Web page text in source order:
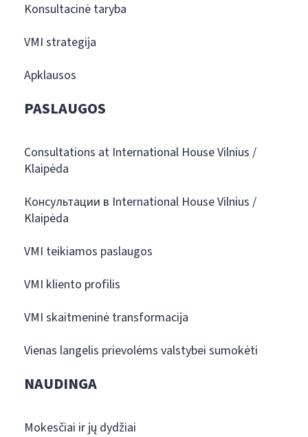
Konsultacinė taryba
VMI strategija
Apklausos
PASLAUGOS
Consultations at International House Vilnius /
Klaipėda
Консультации в International House Vilnius /
Klaipėda
VMI teikiamos paslaugos
VMI kliento profilis
VMI skaitmeninė transformacija
Vienas langelis prievolėms valstybei sumokėti
NAUDINGA
Mokesčiai ir jų dydžiai